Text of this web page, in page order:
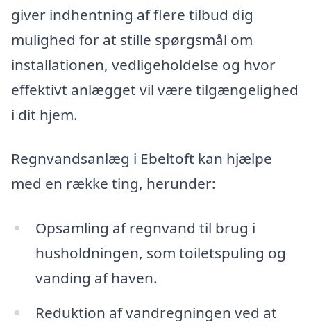
giver indhentning af flere tilbud dig
mulighed for at stille spørgsmål om
installationen, vedligeholdelse og hvor
effektivt anlægget vil være tilgængelighed
i dit hjem.
Regnvandsanlæg i Ebeltoft kan hjælpe
med en række ting, herunder:
Opsamling af regnvand til brug i
husholdningen, som toiletspuling og
vanding af haven.
Reduktion af vandregningen ved at